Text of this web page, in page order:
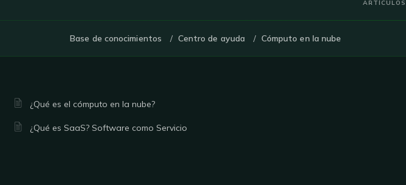
ARTÍCULOS
Base de conocimientos Centro de ayuda Cómputo en la nube
¿Qué es el cómputo en la nube?
¿Qué es SaaS? Software como Servicio